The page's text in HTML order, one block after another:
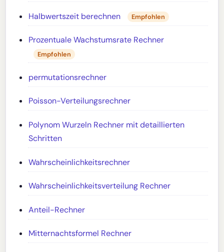
Halbwertszeit berechnen Empfohlen
Prozentuale Wachstumsrate Rechner
Empfohlen
permutationsrechner
Poisson-Verteilungsrechner
Polynom Wurzeln Rechner mit detaillierten
Schritten
Wahrscheinlichkeitsrechner
Wahrscheinlichkeitsverteilung Rechner
Anteil-Rechner
Mitternachtsformel Rechner